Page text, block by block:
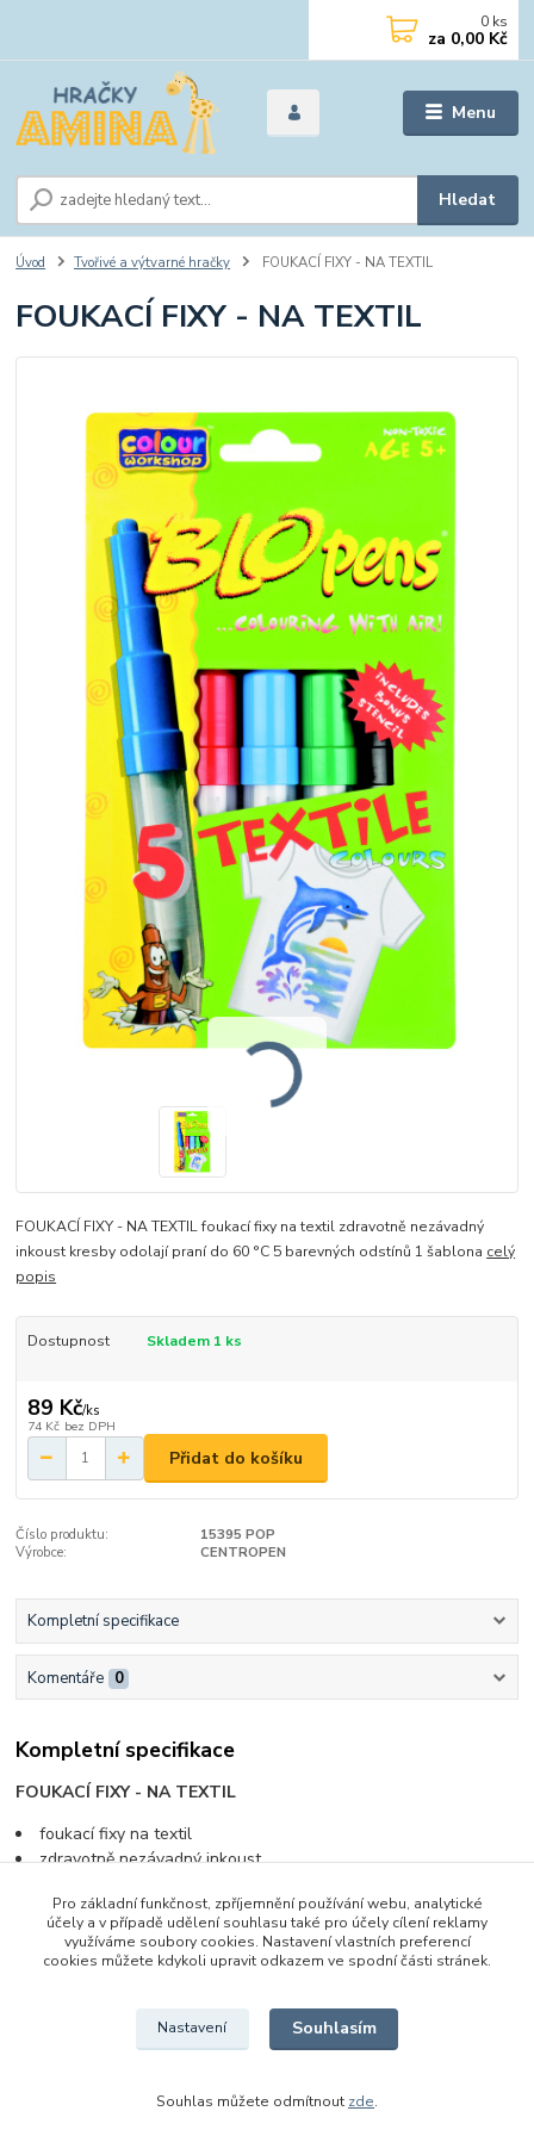
Menu
Hledat
0 ks
za 0,00 Kč
Úvod Tvořivé a výtvarné hračky FOUKACÍ FIXY - NA TEXTIL
FOUKACÍ FIXY - NA TEXTIL
FOUKACÍ FIXY - NA TEXTIL foukací fixy na textil zdravotně nezávadný
inkoust kresby odolají praní do 60 °C 5 barevných odstínů 1 šablona celý
popis
Dostupnost Skladem 1 ks
89 Kč/ks
74 Kč bez DPH
Přidat do košíku
Číslo produktu:
15395 POP
Výrobce:
CENTROPEN
Kompletní specifikace
Komentáře 0
Kompletní specifikace
FOUKACÍ FIXY - NA TEXTIL
foukací fixy na textil
zdravotně nezávadný inkoust
5 barevných odstínů
1 šablona
Zboží zařazeno v kategoriích
Pro základní funkčnost, zpříjemnění používání webu, analytické
účely a v případě udělení souhlasu také pro účely cílení reklamy
využíváme soubory cookies. Nastavení vlastních preferencí
cookies můžete kdykoli upravit odkazem ve spodní části stránek.
Nastavení Souhlasím
Souhlas můžete odmítnout zde.